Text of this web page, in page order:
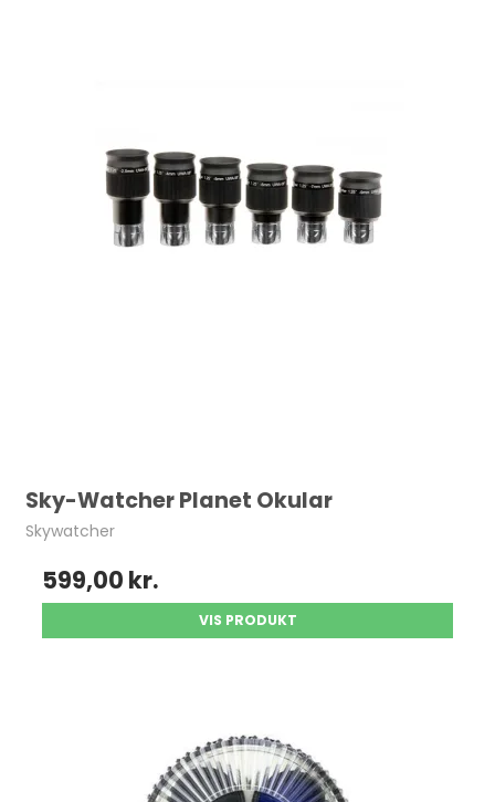
Sky-Watcher Planet Okular
Skywatcher
599,00 kr.
VIS PRODUKT